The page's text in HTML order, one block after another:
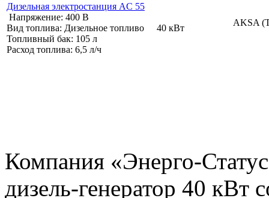
Дизельная электростанция AC 55
Напряжение: 400 В
Вид топлива: Дизельное топливо
Топливный бак: 105 л
Расход топлива: 6,5 л/ч
40 кВт
AKSA
Компания «Энерго-
дизель-генератор 40 кВт